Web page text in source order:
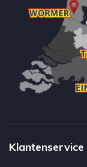
Klantenservice